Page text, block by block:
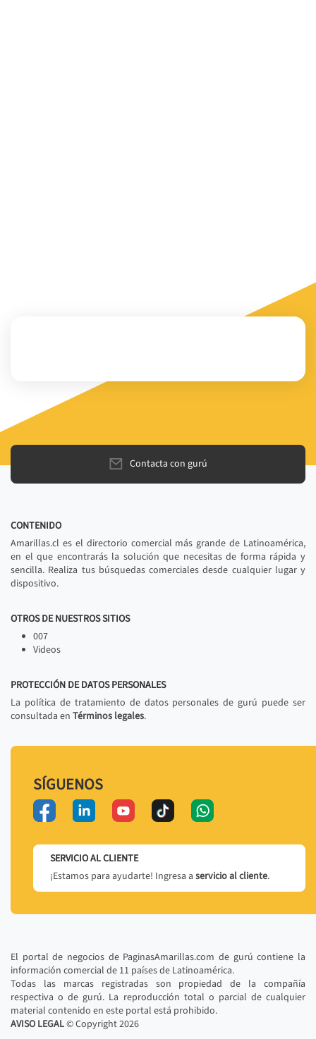
Contacta con gurú
CONTENIDO
Amarillas.cl es el directorio comercial más grande de Latinoamérica,
en el que encontrarás la solución que necesitas de forma rápida y
sencilla. Realiza tus búsquedas comerciales desde cualquier lugar y
dispositivo.
OTROS DE NUESTROS SITIOS
007
Videos
PROTECCIÓN DE DATOS PERSONALES
La política de tratamiento de datos personales de gurú puede ser
consultada en Términos legales.
SÍGUENOS
SERVICIO AL CLIENTE
¡Estamos para ayudarte! Ingresa a servicio al cliente.
El portal de negocios de PaginasAmarillas.com de gurú contiene la
información comercial de 11 países de Latinoamérica.
Todas las marcas registradas son propiedad de la compañía
respectiva o de gurú. La reproducción total o parcial de cualquier
material contenido en este portal está prohibido.
AVISO LEGAL© Copyright2026